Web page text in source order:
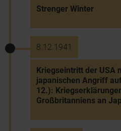
Strenger Winter
8.12.1941
Kriegseintritt der USA
japanischen Angriff
12.):
Großbritanniens an